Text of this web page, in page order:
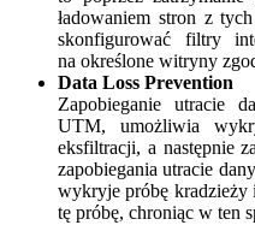
ładowaniem stron z
skonfigurować filtry
na określone witryny
Data Loss Prevention
Zapobieganie utracie
UTM, umożliwia
eksfiltracji, a następnie
zapobiegania utracie
wykryje próbę kradzieży
tę próbę, chroniąc w ten